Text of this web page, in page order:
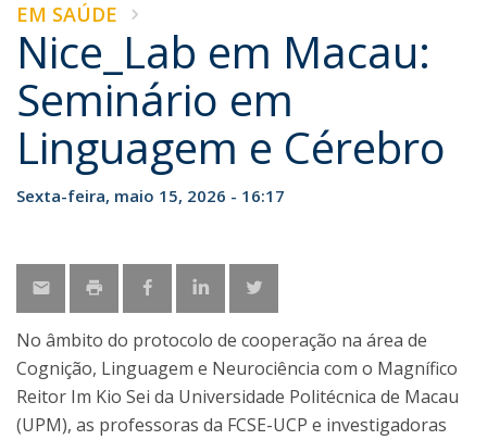
EM SAÚDE
Nice_Lab em Macau:
Seminário em
Linguagem e Cérebro
Sexta-feira, maio 15, 2026 - 16:17
No âmbito do protocolo de cooperação na área de
Cognição, Linguagem e Neurociência com o Magnífico
Reitor Im Kio Sei da Universidade Politécnica de Macau
(UPM), as professoras da FCSE-UCP e investigadoras